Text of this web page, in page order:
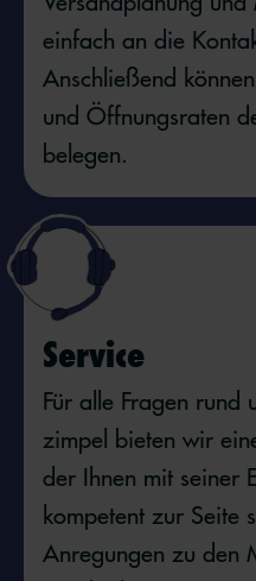
einfach an die
Anschließend
und Öffnungsraten
belegen.
Service
Für alle Fragen rund
zimpel bieten wir
der Ihnen mit seiner
kompetent zur Seite
Anregungen zu den